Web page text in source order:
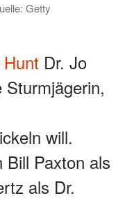
Getty
Dr. Jo
will.
Bill Paxton als
als Dr.